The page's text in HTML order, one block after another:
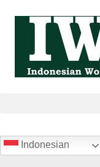
Indonesian